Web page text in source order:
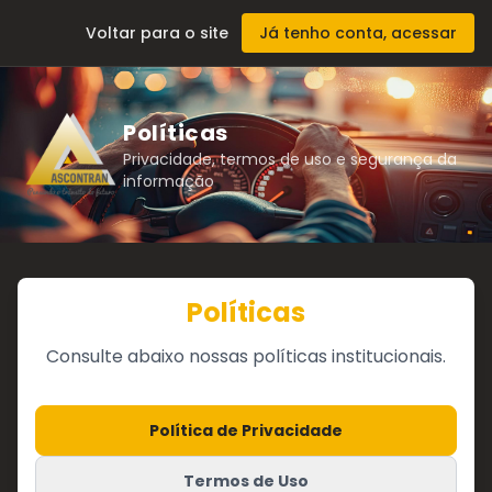
Voltar para o site Já tenho conta, acessar
Políticas
Privacidade, termos de uso e segurança da
informação
Políticas
Consulte abaixo nossas políticas institucionais.
Política de Privacidade
Termos de Uso